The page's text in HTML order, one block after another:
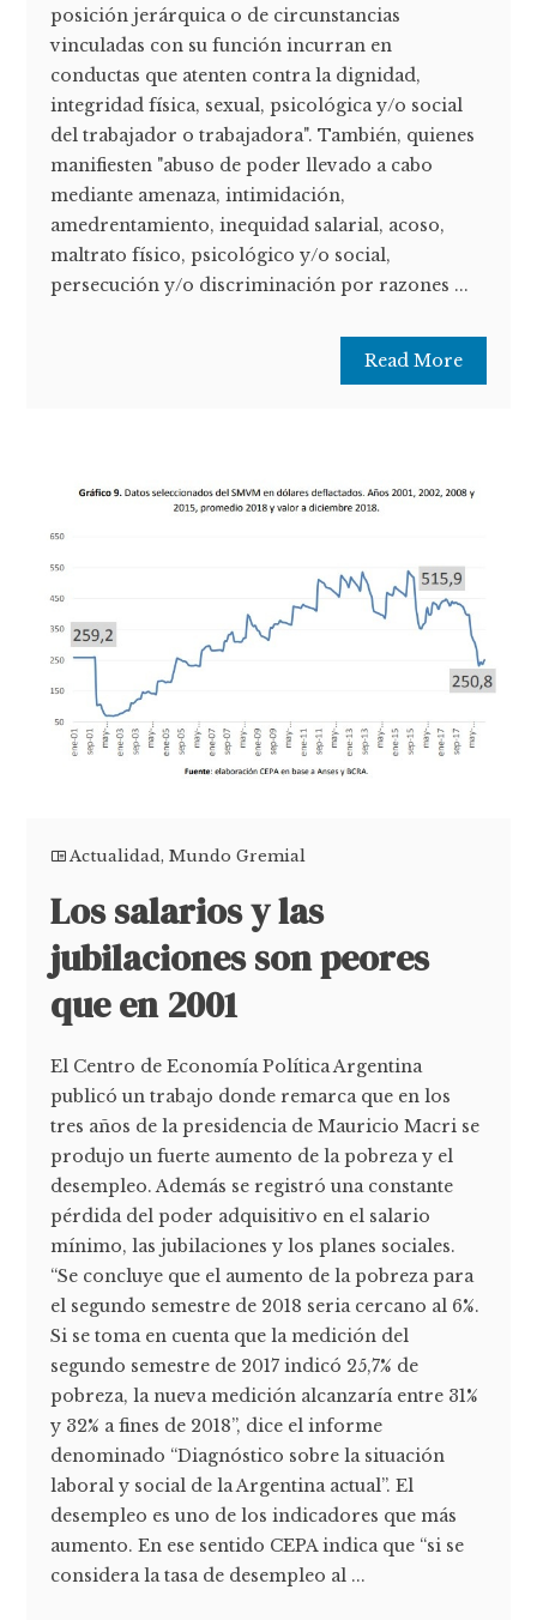
posición jerárquica o de circunstancias
vinculadas con su función incurran en
conductas que atenten contra la dignidad,
integridad física, sexual, psicológica y/o social
del trabajador o trabajadora". También, quienes
manifiesten "abuso de poder llevado a cabo
mediante amenaza, intimidación,
amedrentamiento, inequidad salarial, acoso,
maltrato físico, psicológico y/o social,
persecución y/o discriminación por razones ...
Read More
Actualidad,Mundo Gremial
Los salarios y las
jubilaciones son peores
que en 2001
El Centro de Economía Política Argentina
publicó un trabajo donde remarca que en los
tres años de la presidencia de Mauricio Macri se
produjo un fuerte aumento de la pobreza y el
desempleo. Además se registró una constante
pérdida del poder adquisitivo en el salario
mínimo, las jubilaciones y los planes sociales.
“Se concluye que el aumento de la pobreza para
el segundo semestre de 2018 seria cercano al 6%.
Si se toma en cuenta que la medición del
segundo semestre de 2017 indicó 25,7% de
pobreza, la nueva medición alcanzaría entre 31%
y 32% a fines de 2018”, dice el informe
denominado “Diagnóstico sobre la situación
laboral y social de la Argentina actual”. El
desempleo es uno de los indicadores que más
aumento. En ese sentido CEPA indica que “si se
considera la tasa de desempleo al ...